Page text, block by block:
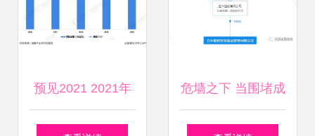
预见2021 2021年
中国供应链管理服
危墙之下 当围堵成
为谢幕序曲——聚